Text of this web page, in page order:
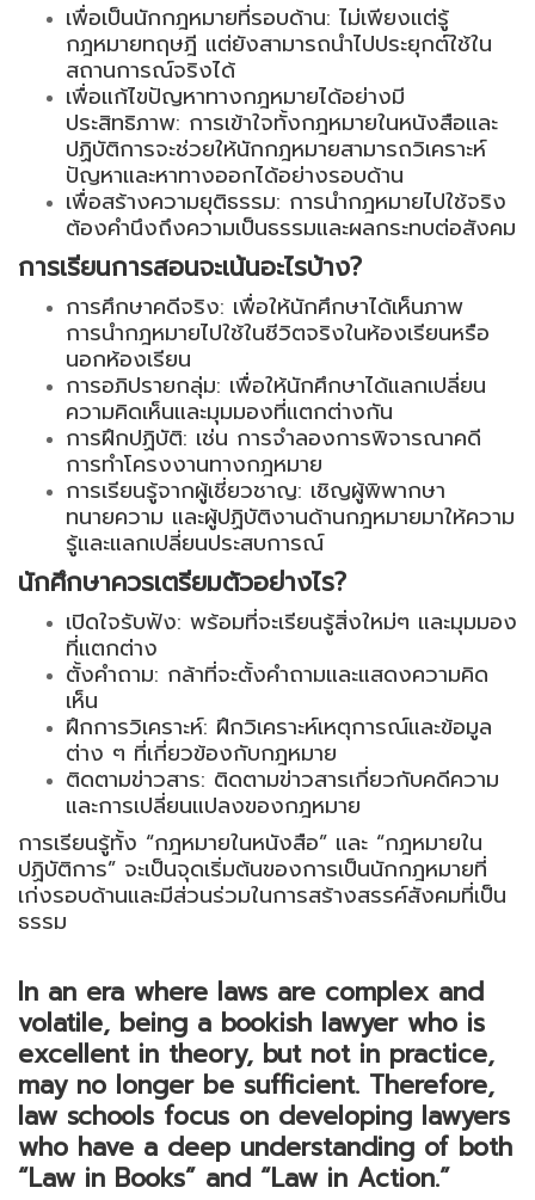
เพื่อเป็นนักกฎหมายที่รอบด้าน: ไม่เพียงแต่รู้
กฎหมายทฤษฎี แต่ยังสามารถนำไปประยุกต์ใช้ใน
สถานการณ์จริงได้
เพื่อแก้ไขปัญหาทางกฎหมายได้อย่างมี
ประสิทธิภาพ: การเข้าใจทั้งกฎหมายในหนังสือและ
ปฏิบัติการจะช่วยให้นักกฎหมายสามารถวิเคราะห์
ปัญหาและหาทางออกได้อย่างรอบด้าน
เพื่อสร้างความยุติธรรม: การนำกฎหมายไปใช้จริง
ต้องคำนึงถึงความเป็นธรรมและผลกระทบต่อสังคม
การเรียนการสอนจะเน้นอะไรบ้าง?
การศึกษาคดีจริง: เพื่อให้นักศึกษาได้เห็นภาพ
การนำกฎหมายไปใช้ในชีวิตจริงในห้องเรียนหรือ
นอกห้องเรียน
การอภิปรายกลุ่ม: เพื่อให้นักศึกษาได้แลกเปลี่ยน
ความคิดเห็นและมุมมองที่แตกต่างกัน
การฝึกปฏิบัติ: เช่น การจำลองการพิจารณาคดี
การทำโครงงานทางกฎหมาย
การเรียนรู้จากผู้เชี่ยวชาญ: เชิญผู้พิพากษา
ทนายความ และผู้ปฏิบัติงานด้านกฎหมายมาให้ความ
รู้และแลกเปลี่ยนประสบการณ์
นักศึกษาควรเตรียมตัวอย่างไร?
เปิดใจรับฟัง: พร้อมที่จะเรียนรู้สิ่งใหม่ๆ และมุมมอง
ที่แตกต่าง
ตั้งคำถาม: กล้าที่จะตั้งคำถามและแสดงความคิด
เห็น
ฝึกการวิเคราะห์: ฝึกวิเคราะห์เหตุการณ์และข้อมูล
ต่าง ๆ ที่เกี่ยวข้องกับกฎหมาย
ติดตามข่าวสาร: ติดตามข่าวสารเกี่ยวกับคดีความ
และการเปลี่ยนแปลงของกฎหมาย
การเรียนรู้ทั้ง “กฎหมายในหนังสือ” และ “กฎหมายใน
ปฏิบัติการ” จะเป็นจุดเริ่มต้นของการเป็นนักกฎหมายที่
เก่งรอบด้านและมีส่วนร่วมในการสร้างสรรค์สังคมที่เป็น
ธรรม
In an era where laws are complex and
volatile, being a bookish lawyer who is
excellent in theory, but not in practice,
may no longer be sufficient. Therefore,
law schools focus on developing lawyers
who have a deep understanding of both
“Law in Books” and “Law in Action.”